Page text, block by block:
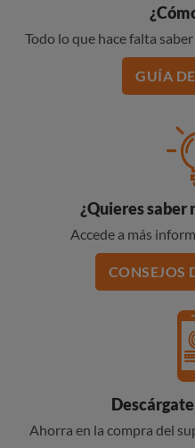
Todo lo que hace falta
GUÍA
¿Quieres saber
Accede a más
CONSEJOS
Ahorra en la compra del